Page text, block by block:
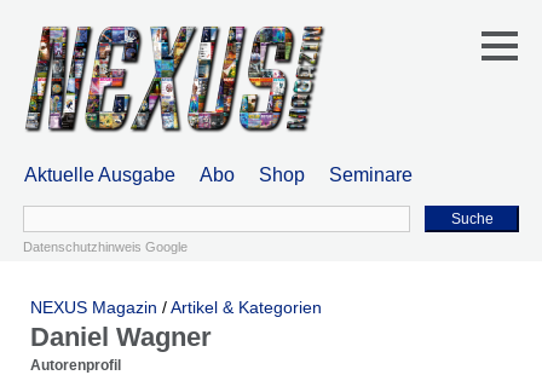
Aktuelle Ausgabe Abo Shop Seminare
Suche
Datenschutzhinweis Google
NEXUS Magazin /Artikel & Kategorien
Daniel Wagner
Autorenprofil